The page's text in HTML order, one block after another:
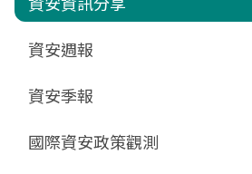
更新消息
GCB說明文件
GCB部署資源
申請作業表單
數位影片教材
FAQ
相關文件與表單
相關文件與表單
驗證進度
資安週報
資安季報
國際資安政策觀測